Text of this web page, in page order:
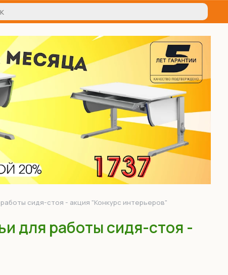
сидя-стоя - акция "Конкурс интерьеров"
для работы сидя-стоя -